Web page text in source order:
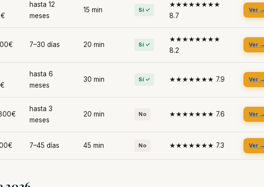
hasta 12
meses
15 min Sí ✓
★★★★★★★★
8.7
Ver →
7–30 días 20 min Sí ✓
★★★★★★★★
8.2
Ver →
hasta 6
meses
30 min Sí ✓ ★★★★★★★ 7.9 Ver →
hasta 3
meses
20 min No ★★★★★★★ 7.6 Ver →
7–45 días 45 min No ★★★★★★★ 7.3 Ver →